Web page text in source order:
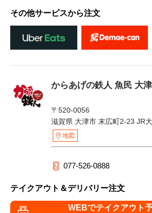
その他サービスから注文
からあげの鉄人 魚民 大
〒520-0056
滋賀県 大津市 末広町2-23 JR
地図
077-526-0888
テイクアウト＆デリバリー注文
WEBでテイクアウト